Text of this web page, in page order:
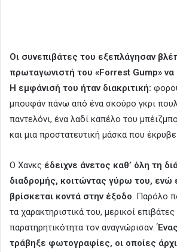
Οι συνεπιβάτες του εξεπλάγησαν
πρωταγωνιστή του «Forrest Gump» να
Η εμφάνισή του ήταν διακριτική:
μπουφάν πάνω από ένα σκούρο γκρι
παντελόνι, ένα λαδί καπέλο του
και μια προστατευτική μάσκα που
Ο Χανκς έδειχνε άνετος καθ’ όλη τη
διαδρομής, κοιτώντας γύρω του, ενώ
βρίσκεται κοντά στην έξοδο. Παρόλο
τα χαρακτηριστικά του, μερικοί
παρατηρητικότητα τον αναγνώρισαν.
τράβηξε φωτογραφίες, οι οποίες